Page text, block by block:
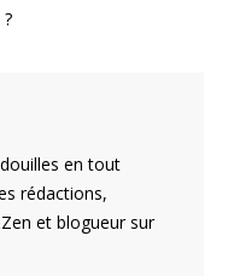
en tout
rédactions,
et blogueur sur